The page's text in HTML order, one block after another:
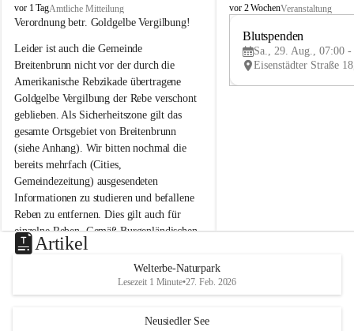
B
r
i
t
e
n
b
r
u
n
n
a
m
N
e
u
s
d
vor 1 TagAmtliche Mitteilung
Verordnung betr. Goldgelbe Vergilbung!
Leider ist auch die Gemeinde
Breitenbrunn nicht vor der durch die
Amerikanische Rebzikade übertragene
Goldgelbe Vergilbung der Rebe verschont
geblieben. Als Sicherheitszone gilt das
gesamte Ortsgebiet von Breitenbrunn
(siehe Anhang). Wir bitten nochmal die
bereits mehrfach (Cities,
Gemeindezeitung) ausgesendeten
Informationen zu studieren und befallene
Reben zu entfernen. Dies gilt auch für
einzelne Reben. Gemäß Burgenländischen
Weinbaugesetz sind nicht gepflegte oder
unzulässige Weingärten zu roden! Bitte
helfen wir zusammen um unsere Winzer
vor den prognostizierten Ernteausfällen
und den daraus folgenden wirtschaftlichen
B
e
u
e
d
vor 2 WochenVeranstaltung
Blutspenden
Sa., 29. Aug., 07:00 -
Artikel
Welterbe-Naturpark
Lesezeit 1 Minute•27. Feb. 2026
Neusiedler See